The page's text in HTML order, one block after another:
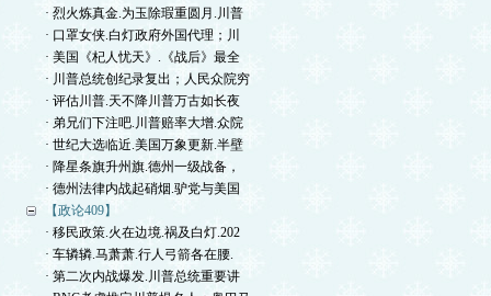
· 烈火炼真金.为玉除瑕重圆月.川普
· 口罩女侠.白灯政府外国代理；川
· 美国《杞人忧天》.《战后》最全
· 川普总统创纪录复出；人民众院穷
· 评估川普.天不降川普万古如长夜
· 弟兄们下注吧.川普赔率大增.众院
· 世纪大选临近.美国万象更新.半壁
· 降星条旗升州旗.德州一级战备，
· 德州法律内战起硝烟.驴党与美国
【政论409】
· 移民政策.火在边境.祸及白灯.202
· 车辚辚.马萧萧.行人弓箭各在腰.
· 第二次内战爆发.川普总统重要讲